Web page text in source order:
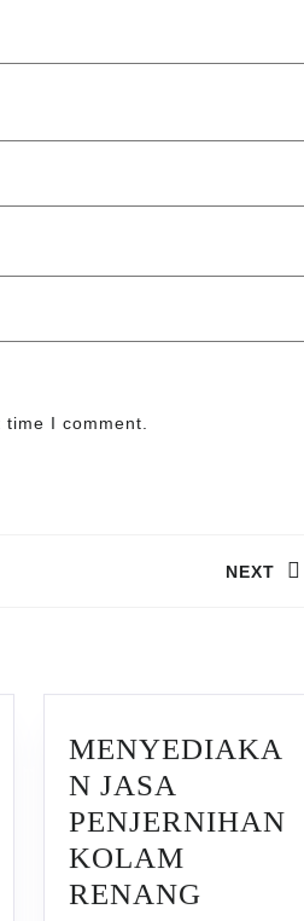
I comment.
NEXT
MENYEDIAKA
N JASA
PENJERNIHAN
KOLAM
RENANG